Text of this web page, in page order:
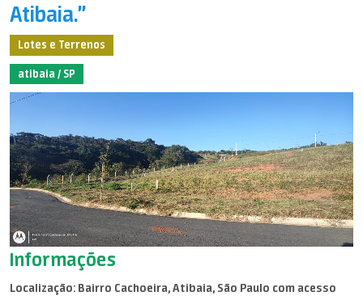
Atibaia.”
Lotes e Terrenos
atibaia / SP
Informações
Localização: Bairro Cachoeira, Atibaia, São Paulo com acesso